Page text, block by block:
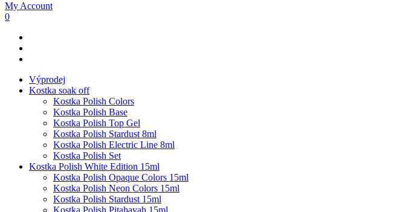
My Account
0
Výprodej
Kostka soak off
Kostka Polish Colors
Kostka Polish Base
Kostka Polish Top Gel
Kostka Polish Stardust 8ml
Kostka Polish Electric Line 8ml
Kostka Polish Set
Kostka Polish White Edition 15ml
Kostka Polish Opaque Colors 15ml
Kostka Polish Neon Colors 15ml
Kostka Polish Stardust 15ml
Kostka Polish Pitahayah 15ml